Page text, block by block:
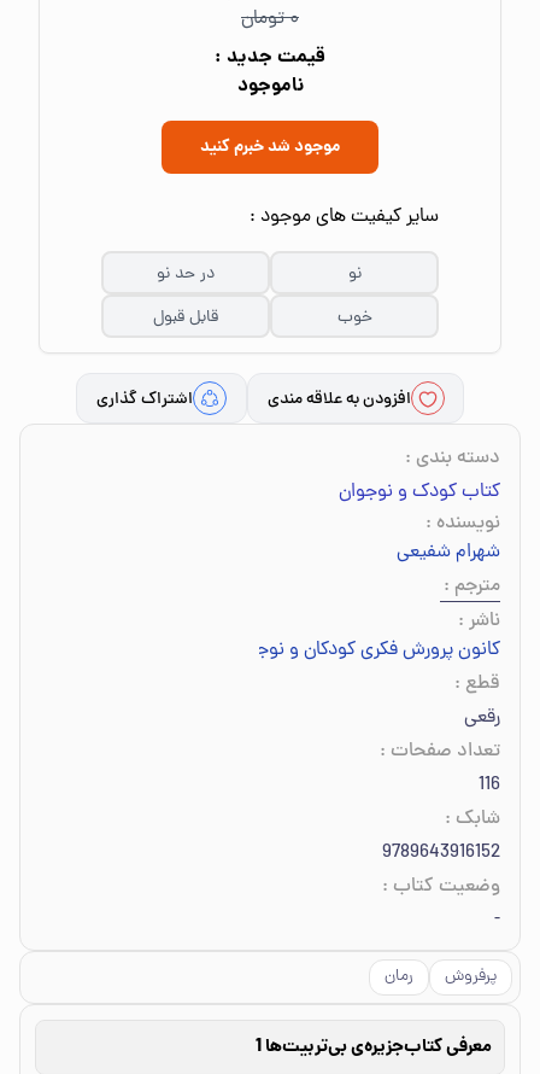
۰ تومان
قیمت جدید :
ناموجود
موجود شد خبرم کنید
سایر کیفیت های موجود :
نو
در حد نو
خوب
قابل قبول
افزودن به علاقه مندی اشتراک گذاری
دسته بندی :
کتاب کودک و نوجوان
نویسنده :
شهرام شفیعی
مترجم :
ناشر :
کانون پرورش فکری کودکان و نوجوانان
قطع :
رقعی
تعداد صفحات :
116
شابک :
9789643916152
وضعیت کتاب :
-
پرفروش رمان
معرفی کتابجزیره‌ی بی‌تربیت‌ها 1